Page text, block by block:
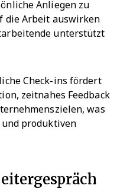
Anliegen zu
die Arbeit auswirken
unterstützt
Check-ins fördert
zeitnahes Feedback
was
produktiven